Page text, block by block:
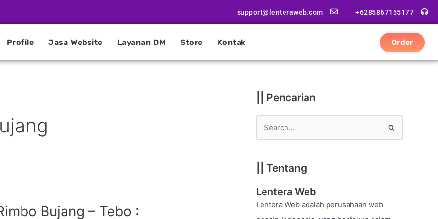
support@lenteraweb.com +6285867165177
Profile Jasa Website Layanan DM Store Kontak Order
Bujang – Tebo :
|| Pencarian
r
c
h
|| Tentang
Lentera Web
Lentera Web adalah perusahaan web
|
t
g
i